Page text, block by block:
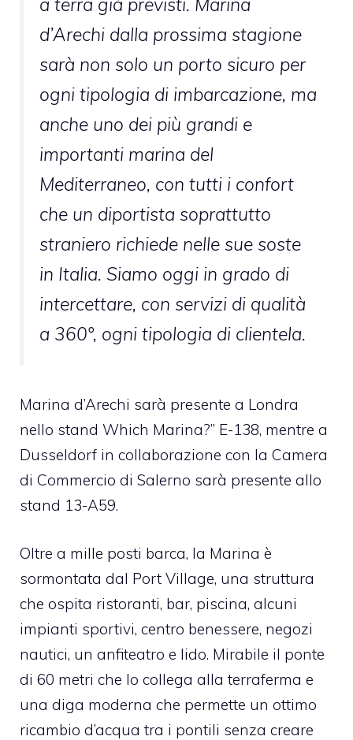
d’Arechi dalla prossima stagione
sarà non solo un porto sicuro per
ogni tipologia di imbarcazione, ma
anche uno dei più grandi e
importanti marina del
Mediterraneo, con tutti i confort
che un diportista soprattutto
straniero richiede nelle sue soste
in Italia. Siamo oggi in grado di
intercettare, con servizi di qualità
a 360°, ogni tipologia di clientela.
Marina d’Arechi sarà presente a Londra
nello stand Which Marina?” E-138, mentre a
Dusseldorf in collaborazione con la Camera
di Commercio di Salerno sarà presente allo
stand 13-A59.
Oltre a mille posti barca, la Marina è
sormontata dal Port Village, una struttura
che ospita ristoranti, bar, piscina, alcuni
impianti sportivi, centro benessere, negozi
nautici, un anfiteatro e lido. Mirabile il ponte
di 60 metri che lo collega alla terraferma e
una diga moderna che permette un ottimo
ricambio d’acqua tra i pontili senza creare